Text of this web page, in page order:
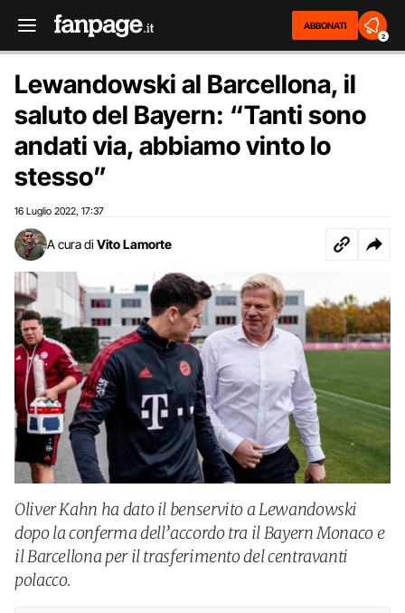
ABBONATI
2
Lewandowski al Barcellona, il
saluto del Bayern: “Tanti sono
andati via, abbiamo vinto lo
stesso”
16 Luglio 2022 17:37
A cura di Vito Lamorte
Oliver Kahn ha dato il benservito a Lewandowski
dopo la conferma dell’accordo tra il Bayern Monaco e
il Barcellona per il trasferimento del centravanti
polacco.